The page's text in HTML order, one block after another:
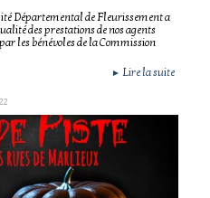
Départemental de Fleurissement a
des prestations de nos agents
les bénévoles de la Commission
► Lire la suite